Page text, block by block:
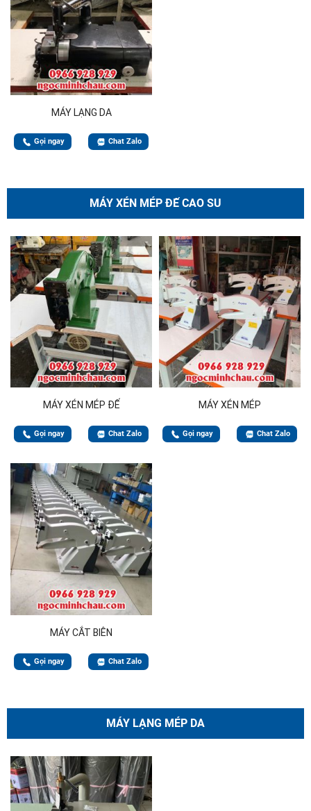
MÁY LẠNG DA
Gọi ngay Chat Zalo
MÁY XÉN MÉP ĐẾ CAO SU
MÁY XÉN MÉP ĐẾ
Gọi ngay Chat Zalo
MÁY XÉN MÉP
Gọi ngay Chat Zalo
MÁY CẮT BIÊN
Gọi ngay Chat Zalo
MÁY LẠNG MÉP DA